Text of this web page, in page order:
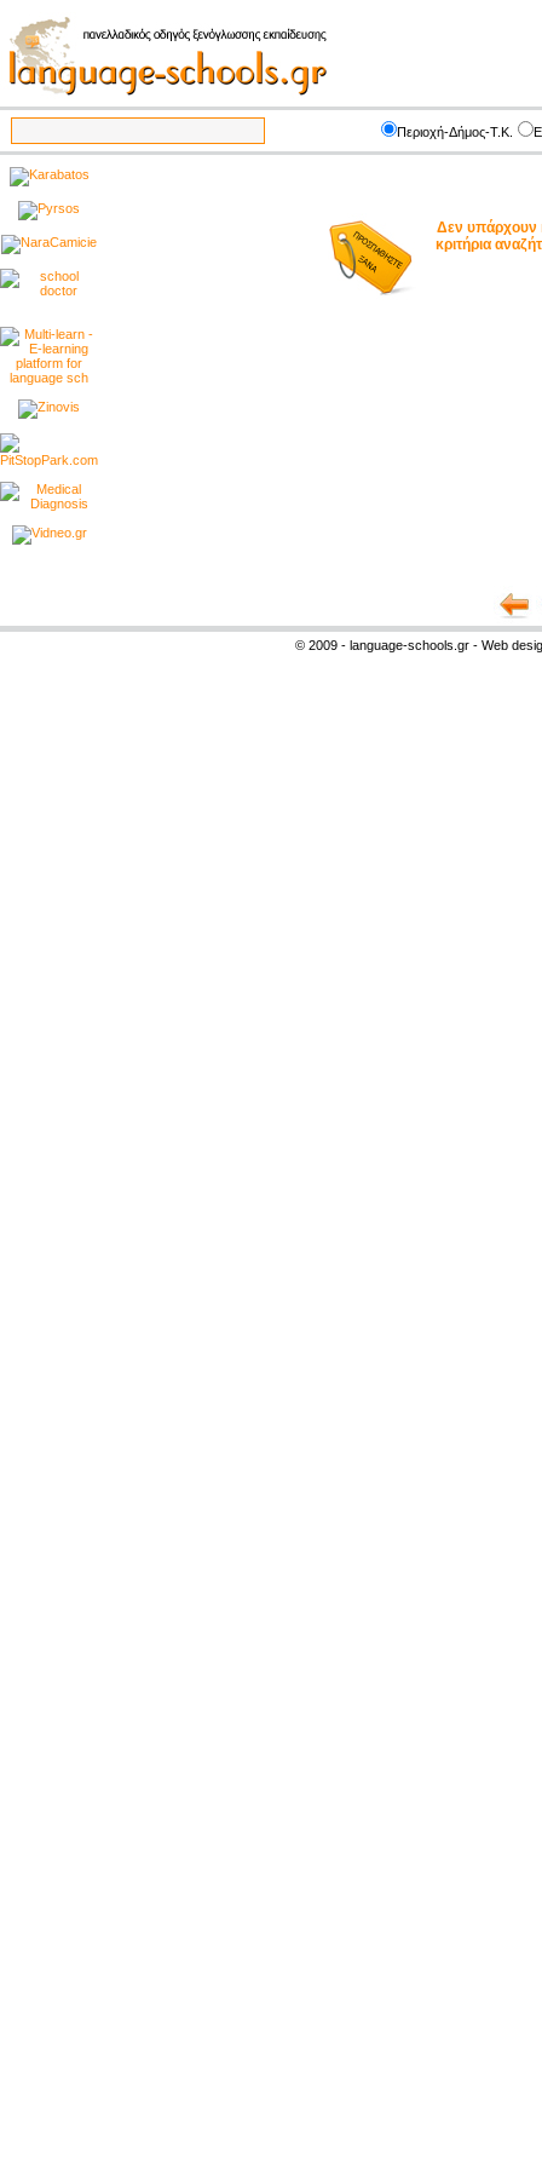
Περιοχή-Δήμος-Τ.Κ.
Δεν υπάρχουν
κριτήρια
© 2009 - language-schools.gr - Web